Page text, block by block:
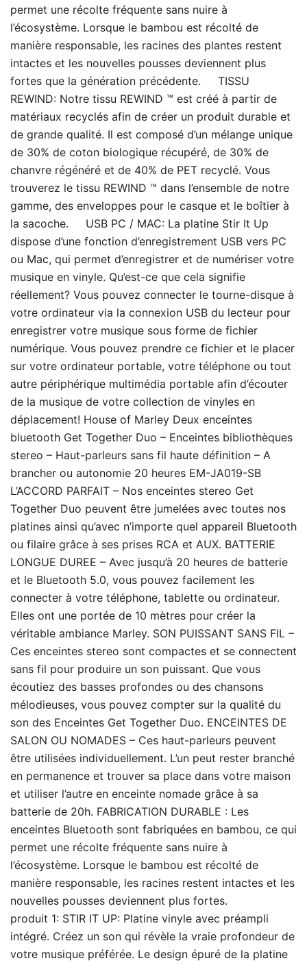
permet une récolte fréquente sans nuire à
l’écosystème. Lorsque le bambou est récolté de
manière responsable, les racines des plantes restent
intactes et les nouvelles pousses deviennent plus
fortes que la génération précédente. TISSU
REWIND: Notre tissu REWIND ™ est créé à partir de
matériaux recyclés afin de créer un produit durable et
de grande qualité. Il est composé d’un mélange unique
de 30% de coton biologique récupéré, de 30% de
chanvre régénéré et de 40% de PET recyclé. Vous
trouverez le tissu REWIND ™ dans l’ensemble de notre
gamme, des enveloppes pour le casque et le boîtier à
la sacoche. USB PC / MAC: La platine Stir It Up
dispose d’une fonction d’enregistrement USB vers PC
ou Mac, qui permet d’enregistrer et de numériser votre
musique en vinyle. Qu’est-ce que cela signifie
réellement? Vous pouvez connecter le tourne-disque à
votre ordinateur via la connexion USB du lecteur pour
enregistrer votre musique sous forme de fichier
numérique. Vous pouvez prendre ce fichier et le placer
sur votre ordinateur portable, votre téléphone ou tout
autre périphérique multimédia portable afin d’écouter
de la musique de votre collection de vinyles en
déplacement! House of Marley Deux enceintes
bluetooth Get Together Duo – Enceintes bibliothèques
stereo – Haut-parleurs sans fil haute définition – A
brancher ou autonomie 20 heures EM-JA019-SB
L’ACCORD PARFAIT – Nos enceintes stereo Get
Together Duo peuvent être jumelées avec toutes nos
platines ainsi qu’avec n’importe quel appareil Bluetooth
ou filaire grâce à ses prises RCA et AUX. BATTERIE
LONGUE DUREE – Avec jusqu’à 20 heures de batterie
et le Bluetooth 5.0, vous pouvez facilement les
connecter à votre téléphone, tablette ou ordinateur.
Elles ont une portée de 10 mètres pour créer la
véritable ambiance Marley. SON PUISSANT SANS FIL –
Ces enceintes stereo sont compactes et se connectent
sans fil pour produire un son puissant. Que vous
écoutiez des basses profondes ou des chansons
mélodieuses, vous pouvez compter sur la qualité du
son des Enceintes Get Together Duo. ENCEINTES DE
SALON OU NOMADES – Ces haut-parleurs peuvent
être utilisées individuellement. L’un peut rester branché
en permanence et trouver sa place dans votre maison
et utiliser l’autre en enceinte nomade grâce à sa
batterie de 20h. FABRICATION DURABLE : Les
enceintes Bluetooth sont fabriquées en bambou, ce qui
permet une récolte fréquente sans nuire à
l’écosystème. Lorsque le bambou est récolté de
manière responsable, les racines restent intactes et les
nouvelles pousses deviennent plus fortes.
produit 1: STIR IT UP: Platine vinyle avec préampli
intégré. Créez un son qui révèle la vraie profondeur de
votre musique préférée. Le design épuré de la platine